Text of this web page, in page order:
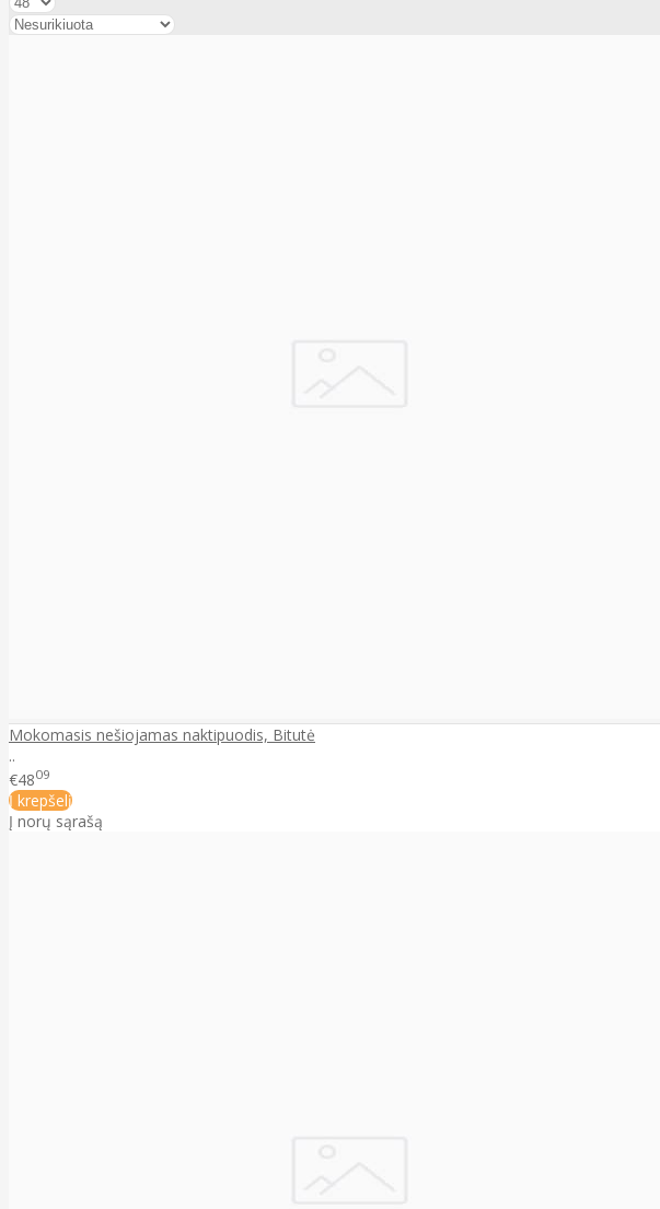
Mokomasis nešiojamas naktipuodis, Bitutė
..
€4809
Į krepšelį
Į norų sąrašą